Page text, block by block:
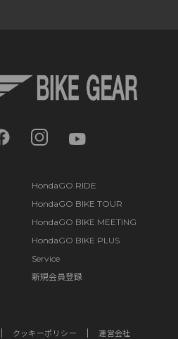
HondaGO RIDE
HondaGO BIKE TOUR
HondaGO BIKE MEETING
HondaGO BIKE PLUS
Service
新規会員登録
クッキーポリシー 運営会社